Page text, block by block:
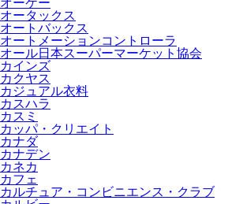
オーケー
オータックス
オートバックス
オートメーションコントローラ
オール日本スーパーマーケット協会
カインズ
カクヤス
カジュアル衣料
カスハラ
カスミ
カッパ・クリエイト
カナダ
カナデン
カネカ
カフェ
カルチュア・コンビニエンス・クラブ